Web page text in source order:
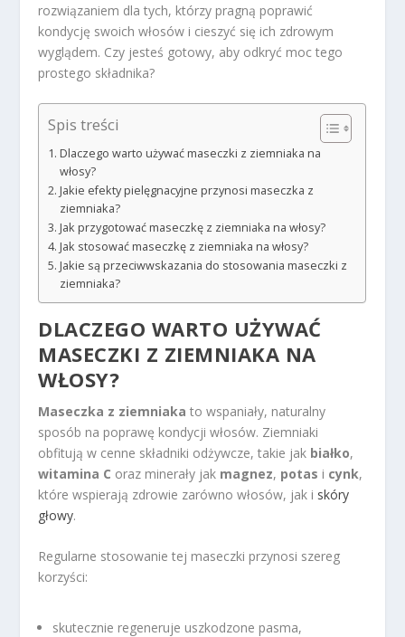
rozwiązaniem dla tych, którzy pragną poprawić
kondycję swoich włosów i cieszyć się ich zdrowym
wyglądem. Czy jesteś gotowy, aby odkryć moc tego
prostego składnika?
Spis treści
Dlaczego warto używać maseczki z ziemniaka na
włosy?
Jakie efekty pielęgnacyjne przynosi maseczka z
ziemniaka?
Jak przygotować maseczkę z ziemniaka na włosy?
Jak stosować maseczkę z ziemniaka na włosy?
Jakie są przeciwwskazania do stosowania maseczki z
ziemniaka?
DLACZEGO WARTO UŻYWAĆ
MASECZKI Z ZIEMNIAKA NA
WŁOSY?
Maseczka z ziemniaka to wspaniały, naturalny
sposób na poprawę kondycji włosów. Ziemniaki
obfitują w cenne składniki odżywcze, takie jak białko,
witamina C oraz minerały jak magnez, potas i cynk,
które wspierają zdrowie zarówno włosów, jak i skóry
głowy.
Regularne stosowanie tej maseczki przynosi szereg
korzyści:
skutecznie regeneruje uszkodzone pasma,